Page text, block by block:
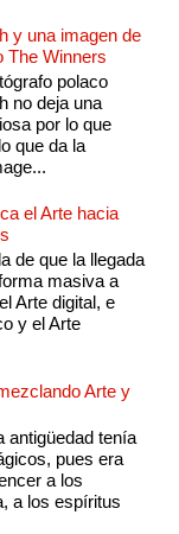
y una imagen de
The Winners
polaco
no deja una
por lo que
que da la
el Arte hacia
de que la llegada
masiva a
Arte digital, e
y el Arte
Arte y
antigüedad tenía
pues era
a los
a los espíritus